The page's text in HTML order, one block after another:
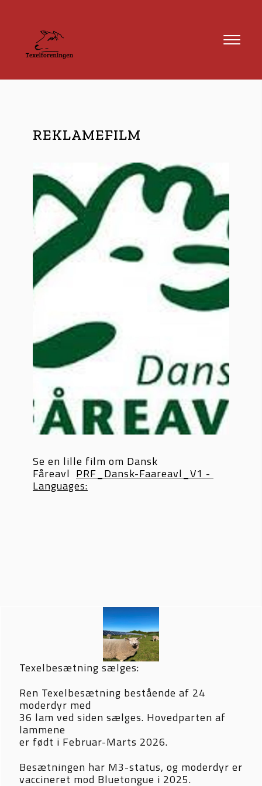
REKLAMEFILM
Se en lille film om Dansk
Fåreavl PRF_Dansk-Faareavl_V1 -
Languages:
Texelbesætning sælges:
Ren Texelbesætning bestående af 24
moderdyr med
36 lam ved siden sælges. Hovedparten af
lammene
er født i Februar-Marts 2026.
Besætningen har M3-status, og moderdyr er
vaccineret mod Bluetongue i 2025.